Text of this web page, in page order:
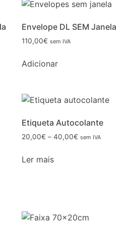
Envelope DL SEM Janela
110,00€ sem IVA
Adicionar
Etiqueta Autocolante
20,00€ – 40,00€ sem IVA
Ler mais